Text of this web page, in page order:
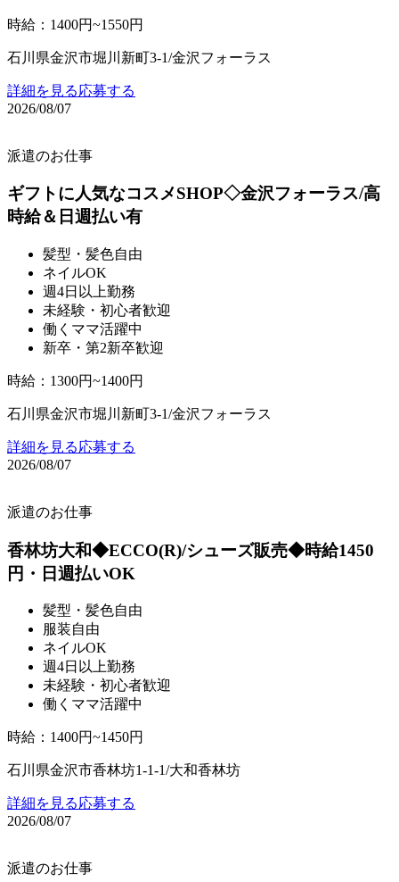
時給 ： 1400円~1550円
石川県金沢市堀川新町3-1/金沢フォーラス
詳細を見る応募する
2026/08/07
派遣のお仕事
ギフトに人気なコスメSHOP◇金沢フォーラス/高
時給＆日週払い有
髪型・髪色自由
ネイルOK
週4日以上勤務
未経験・初心者歓迎
働くママ活躍中
新卒・第2新卒歓迎
時給 ： 1300円~1400円
石川県金沢市堀川新町3-1/金沢フォーラス
詳細を見る応募する
2026/08/07
派遣のお仕事
香林坊大和◆ECCO(R)/シューズ販売◆時給1450
円・日週払いOK
髪型・髪色自由
服装自由
ネイルOK
週4日以上勤務
未経験・初心者歓迎
働くママ活躍中
時給 ： 1400円~1450円
石川県金沢市香林坊1-1-1/大和香林坊
詳細を見る応募する
2026/08/07
派遣のお仕事